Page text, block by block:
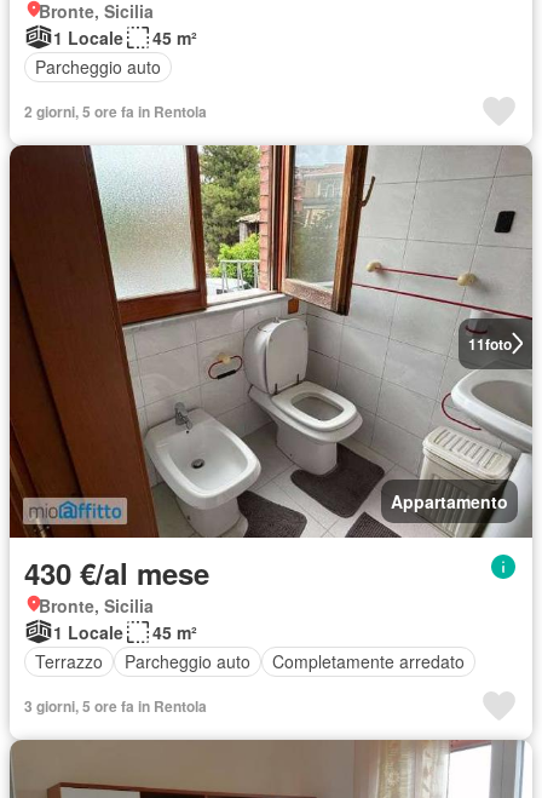
Bronte, Sicilia
1 Locale
45 m²
Parcheggio auto
2 giorni, 5 ore fa in Rentola
11foto
Appartamento
430 €/al mese
Bronte, Sicilia
1 Locale
45 m²
Terrazzo
Parcheggio auto Completamente arredato
3 giorni, 5 ore fa in Rentola